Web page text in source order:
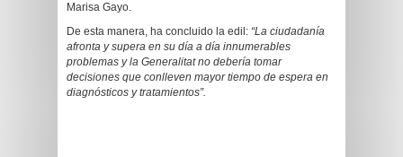
Marisa Gayo.
De esta manera, ha concluido la edil: “La ciudadanía
afronta y supera en su día a día innumerables
problemas y la Generalitat no debería tomar
decisiones que conlleven mayor tiempo de espera en
diagnósticos y tratamientos”.